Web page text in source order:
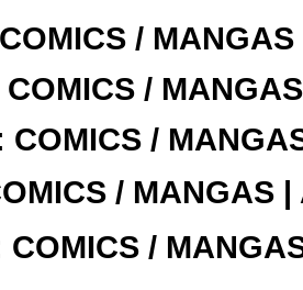
/
COMICS /
COMICS /
/ MANGAS |
COMICS /